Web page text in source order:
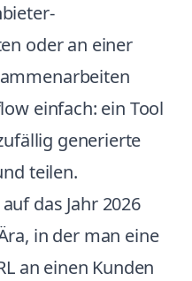
oder an einer
einfach: ein Tool
generierte
teilen.
das Jahr 2026
in der man eine
an einen Kunden